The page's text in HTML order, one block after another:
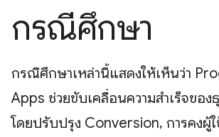
กรณีศึกษา
กรณีศึกษาเหล่านี้แสดงให้เห็นว่า
Apps ช่วยขับเคลื่อนความสำเร็จของ
โดยปรับปรุง Conversion, การคงผู้